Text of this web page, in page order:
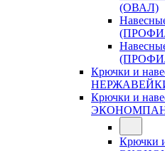
(ОВАЛ)
Крючки и
Крючки и
Крючки